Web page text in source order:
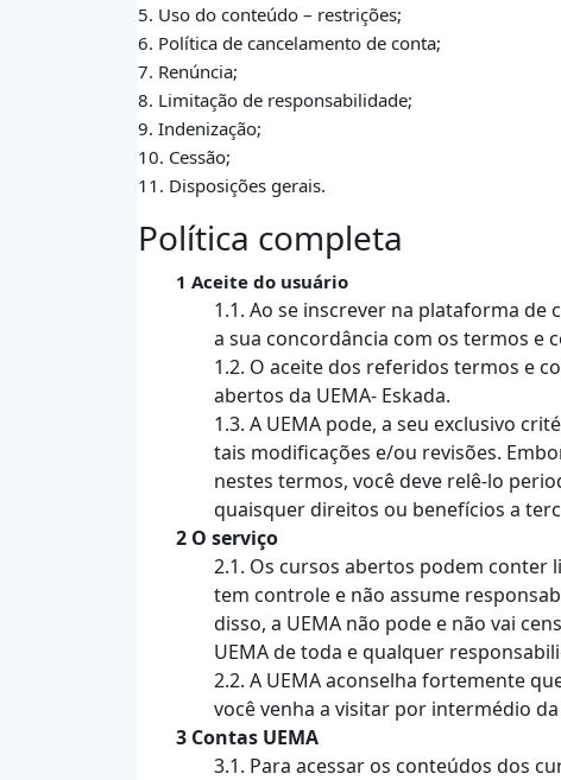
5. Uso do conteúdo – restrições;
6. Política de cancelamento de conta;
7. Renúncia;
8. Limitação de responsabilidade;
9. Indenização;
10. Cessão;
11. Disposições gerais.
Política completa
1 Aceite do usuário
1.1. Ao se inscrever na plataforma de
a sua concordância com os termos e
1.2. O aceite dos referidos termos e
abertos da UEMA- Eskada.
1.3. A UEMA pode, a seu exclusivo
tais modificações e/ou revisões.
nestes termos, você deve relê-lo
quaisquer direitos ou benefícios a
2 O serviço
2.1. Os cursos abertos podem conter
tem controle e não assume
disso, a UEMA não pode e não vai
UEMA de toda e qualquer
2.2. A UEMA aconselha fortemente
você venha a visitar por intermédio
3 Contas UEMA
3.1. Para acessar os conteúdos dos